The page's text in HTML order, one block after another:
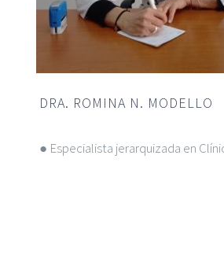
DRA. ROMINA N. MODELLO
● Especialista jerarquizada en